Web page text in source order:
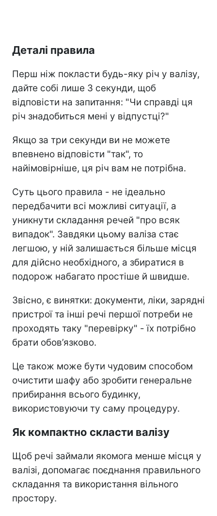
Деталі правила
Перш ніж покласти будь-яку річ у валізу,
дайте собі лише 3 секунди, щоб
відповісти на запитання: "Чи справді ця
річ знадобиться мені у відпустці?"
Якщо за три секунди ви не можете
впевнено відповісти "так", то
найімовірніше, ця річ вам не потрібна.
Суть цього правила - не ідеально
передбачити всі можливі ситуації, а
уникнути складання речей "про всяк
випадок". Завдяки цьому валіза стає
легшою, у ній залишається більше місця
для дійсно необхідного, а збиратися в
подорож набагато простіше й швидше.
Звісно, є винятки: документи, ліки, зарядні
пристрої та інші речі першої потреби не
проходять таку "перевірку" - їх потрібно
брати обов’язково.
Це також може бути чудовим способом
очистити шафу або зробити генеральне
прибирання всього будинку,
використовуючи ту саму процедуру.
Як компактно скласти валізу
Щоб речі займали якомога менше місця у
валізі, допомагає поєднання правильного
складання та використання вільного
простору.